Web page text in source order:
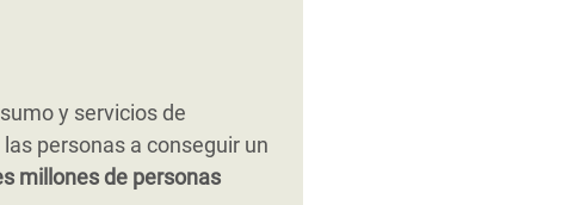
y servicios de
personas a conseguir un
millones de personas